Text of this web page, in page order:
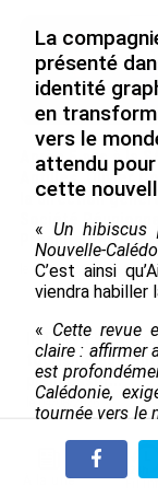
Après 5 ans à la
Antilles, Olivier
la direction
Société
Produits
le 05/08/2026
INTERVIEW. À
tourisme
plein essor...
le 04/08/2026
Prix à la
progression en
À la une
La
présenté
identité
en
vers le
attendu pour
cette
« Un hibiscus
Nouvelle-
C’est ainsi
viendra habiller
« Cette revue
claire : affirmer
est
Calédonie,
tournée vers le
compagnie qui
ancien et